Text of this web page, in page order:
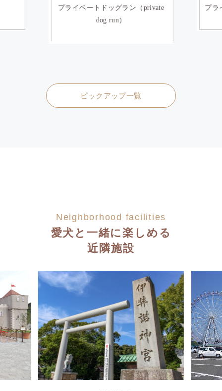
プライベートドッグラン（private
dog run）
プラ
ピックアップ一覧
Neighborhood facilities
愛犬と一緒に楽しめる
近隣施設